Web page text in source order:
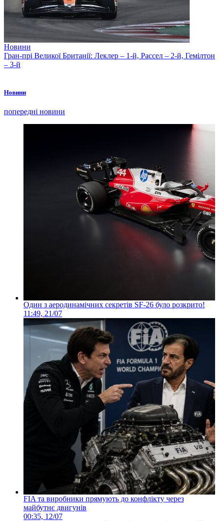
Новини
Гран-прі Великої Британії: Леклер – 1-й, Рассел – 2-й, Гемілтон
– 3-й
Новини
попередні новини
Один з аеродинамічних секретів SF-26 було розкрито!
11:49, 21/07
FIA та виробники прямують до конфлікту через
майбутнє двигунів
00:35, 12/07